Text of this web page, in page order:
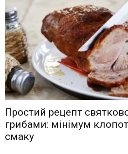
Простий рецепт
грибами: мінімум
смаку